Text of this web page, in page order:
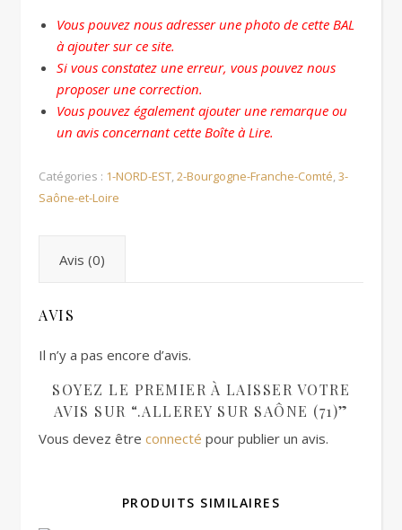
Vous pouvez nous adresser une photo de cette BAL
à ajouter sur ce site.
Si vous constatez une erreur, vous pouvez nous
proposer une correction.
Vous pouvez également ajouter une remarque ou
un avis concernant cette Boîte à Lire.
Catégories : 1-NORD-EST,2-Bourgogne-Franche-Comté,3-
Saône-et-Loire
Avis (0)
AVIS
Il n’y a pas encore d’avis.
SOYEZ LE PREMIER À LAISSER VOTRE
AVIS SUR “.ALLEREY SUR SAÔNE (71)”
Vous devez être connecté pour publier un avis.
PRODUITS SIMILAIRES